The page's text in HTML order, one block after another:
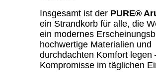
Insgesamt ist der PURE®
ein Strandkorb für alle, die
ein modernes
hochwertige Materialien und
durchdachten Komfort legen
Kompromisse im täglichen